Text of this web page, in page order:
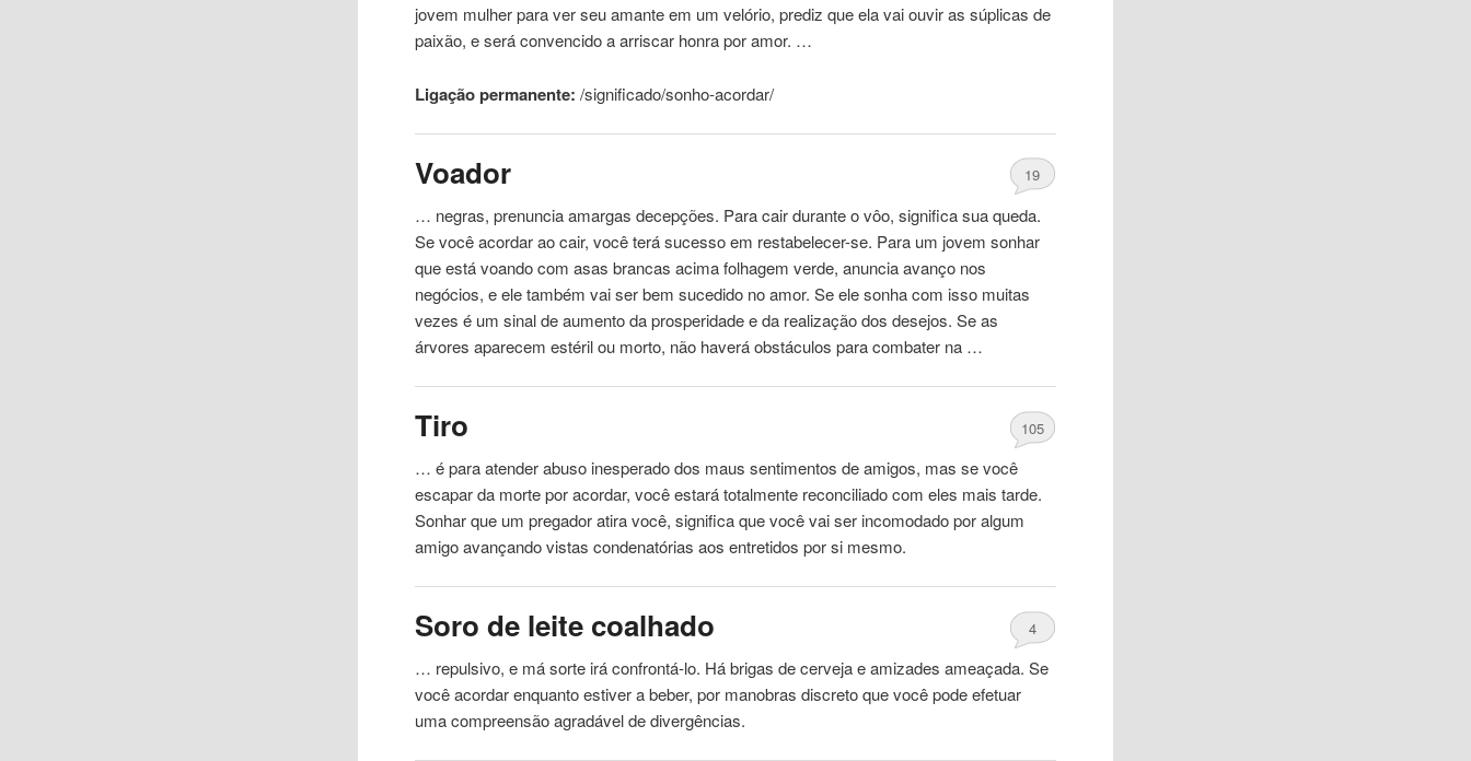
jovem mulher para ver seu amante em um velório, prediz que ela vai ouvir as súplicas de
paixão, e será convencido a arriscar honra por amor. …
Ligação permanente: /significado/sonho-acordar/
Voador 19
… negras, prenuncia amargas decepções. Para cair durante o vôo, significa sua queda.
Se vocêacordarao cair, você terá sucesso em restabelecer-se. Para um jovem sonhar
que está voando com asas brancas acima folhagem verde, anuncia avanço nos
negócios, e ele também vai ser bem sucedido no amor. Se ele sonha com isso muitas
vezes é um sinal de aumento da prosperidade e da realização dos desejos. Se as
árvores aparecem estéril ou morto, não haverá obstáculos para combater na …
Tiro 105
… é para atender abuso inesperado dos maus sentimentos de amigos, mas se você
escapar da morte poracordar, você estará totalmente reconciliado com eles mais tarde.
Sonhar que um pregador atira você, significa que você vai ser incomodado por algum
amigo avançando vistas condenatórias aos entretidos por si mesmo.
Soro de leite coalhado 4
… repulsivo, e má sorte irá confrontá-lo. Há brigas de cerveja e amizades ameaçada. Se
vocêacordarenquanto estiver a beber, por manobras discreto que você pode efetuar
uma compreensão agradável de divergências.